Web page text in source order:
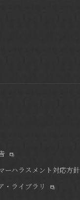
ーハラスメント対応方針
・ライブラリ